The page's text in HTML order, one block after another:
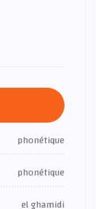
phonétique
phonétique
el ghamidi